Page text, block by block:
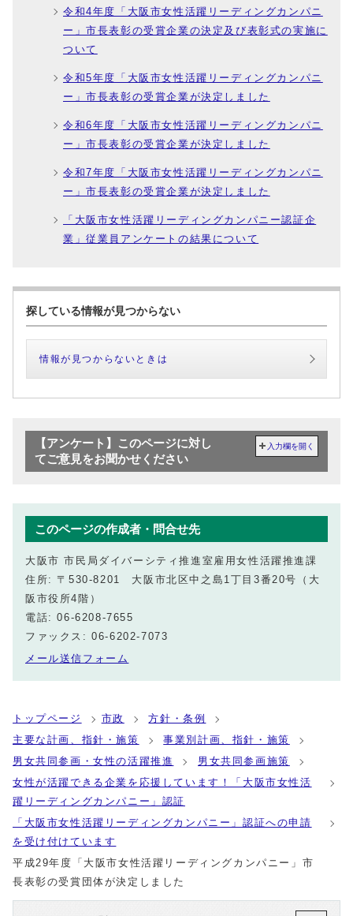
令和4年度「大阪市女性活躍リーディングカンパニ
ー」市長表彰の受賞企業の決定及び表彰式の実施に
ついて
令和5年度「大阪市女性活躍リーディングカンパニ
ー」市長表彰の受賞企業が決定しました
令和6年度「大阪市女性活躍リーディングカンパニ
ー」市長表彰の受賞企業が決定しました
令和7年度「大阪市女性活躍リーディングカンパニ
ー」市長表彰の受賞企業が決定しました
「大阪市女性活躍リーディングカンパニー認証企
業」従業員アンケートの結果について
探している情報が見つからない
情報が見つからないときは
【アンケート】このページに対し
てご意見をお聞かせください
入力欄を開く
このページの作成者・問合せ先
大阪市 市民局ダイバーシティ推進室雇用女性活躍推進課
住所: 〒530-8201 大阪市北区中之島1丁目3番20号（大
阪市役所4階）
電話: 06-6208-7655
ファックス: 06-6202-7073
メール送信フォーム
トップページ 市政
方針・条例
主要な計画、指針・施策
事業別計画、指針・施策
男女共同参画・女性の活躍推進
男女共同参画施策
女性が活躍できる企業を応援しています！「大阪市女性活
躍リーディングカンパニー」認証
「大阪市女性活躍リーディングカンパニー」認証への申請
を受け付けています
平成29年度「大阪市女性活躍リーディングカンパニー」市
長表彰の受賞団体が決定しました